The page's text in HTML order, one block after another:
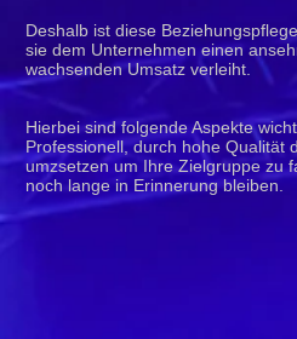
Deshalb ist diese
sie dem Unternehmen einen
wachsenden Umsatz verleiht.
Hierbei sind folgende Aspekte
Professionell, durch hohe Qualität
umzsetzen um Ihre Zielgruppe zu
noch lange in Erinnerung bleiben.